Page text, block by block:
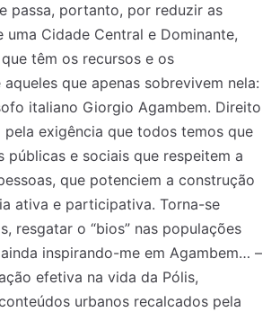
passa, portanto, por reduzir as
uma Cidade Central e Dominante,
têm os recursos e os
que apenas sobrevivem nela:
italiano Giorgio Agambem. Direito
pela exigência que todos temos que
e sociais que respeitem a
que potenciem a construção
ativa e participativa. Torna-se
resgatar o “bios” nas populações
inspirando-me em Agambem… –
efetiva na vida da Pólis,
urbanos recalcados pela